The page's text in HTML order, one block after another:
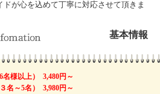
が心を込めて丁寧に対応させて頂きま
基本情報
名様以上） 3,480円～
名～5名） 3,980円～